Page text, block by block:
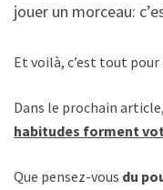
jouer un morceau:
Et voilà, c’est tout
Dans le prochain
habitudes forment
Que pensez-vous du